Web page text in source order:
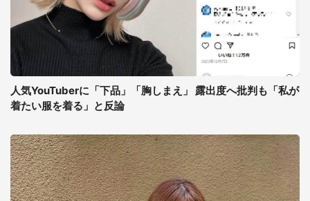
人気YouTuberに「下品」「胸しまえ」 露出度へ批判も「私が
着たい服を着る」と反論